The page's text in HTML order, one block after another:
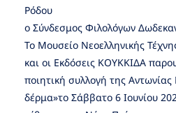
Ρόδου
ο Σύνδεσμος Φιλολόγων
Το Μουσείο Νεοελληνικής
και οι Εκδόσεις ΚΟΥΚΚΙΔΑ
ποιητική συλλογή της
δέρμα»το Σάββατο 6 Ιουνίου